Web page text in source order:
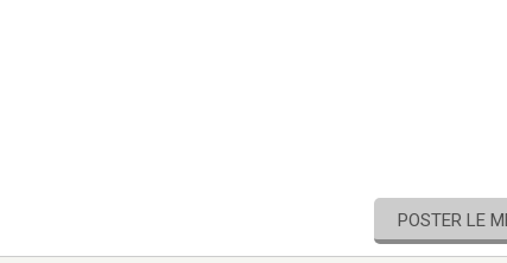
POSTER LE